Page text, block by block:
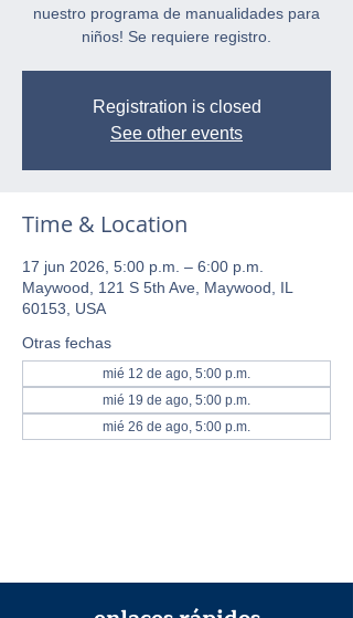
nuestro programa de manualidades para
niños! Se requiere registro.
Registration is closed
See other events
Time & Location
17 jun 2026, 5:00 p.m. – 6:00 p.m.
Maywood, 121 S 5th Ave, Maywood, IL
60153, USA
Otras fechas
mié 12 de ago, 5:00 p.m.
mié 19 de ago, 5:00 p.m.
mié 26 de ago, 5:00 p.m.